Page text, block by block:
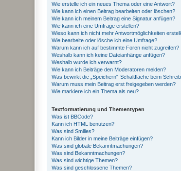
Wie erstelle ich ein neues Thema oder eine Antwort?
Wie kann ich einen Beitrag bearbeiten oder löschen?
Wie kann ich meinem Beitrag eine Signatur anfügen?
Wie kann ich eine Umfrage erstellen?
Wieso kann ich nicht mehr Antwortmöglichkeiten
Wie bearbeite oder lösche ich eine Umfrage?
Warum kann ich auf bestimmte Foren nicht zugreifen?
Weshalb kann ich keine Dateianhänge anfügen?
Weshalb wurde ich verwarnt?
Wie kann ich Beiträge den Moderatoren melden?
Was bewirkt die „Speichern“-Schaltfläche beim
Warum muss mein Beitrag erst freigegeben werden?
Wie markiere ich ein Thema als neu?
Textformatierung und Thementypen
Was ist BBCode?
Kann ich HTML benutzen?
Was sind Smilies?
Kann ich Bilder in meine Beiträge einfügen?
Was sind globale Bekanntmachungen?
Was sind Bekanntmachungen?
Was sind wichtige Themen?
Was sind geschlossene Themen?